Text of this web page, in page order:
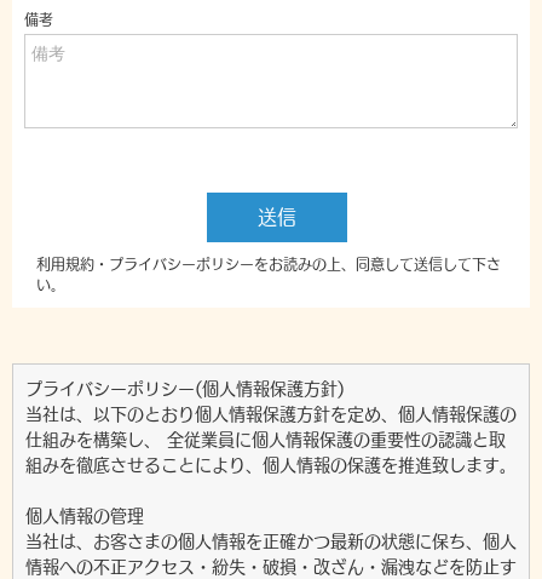
プライバシーポリシー(個人情報保護方針)
当社は、以下のとおり個人情報保護方針を定め、個人情報保護の
仕組みを構築し、 全従業員に個人情報保護の重要性の認識と取
組みを徹底させることにより、個人情報の保護を推進致します。
個人情報の管理
当社は、お客さまの個人情報を正確かつ最新の状態に保ち、個人
情報への不正アクセス・紛失・破損・改ざん・漏洩などを防止す